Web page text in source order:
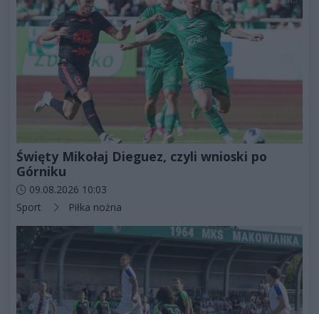
Święty Mikołaj Dieguez, czyli wnioski po
Górniku
Data dodania artykułu:
09.08.2026 10:03
Kategorie artykułu:
Sport Piłka nożna